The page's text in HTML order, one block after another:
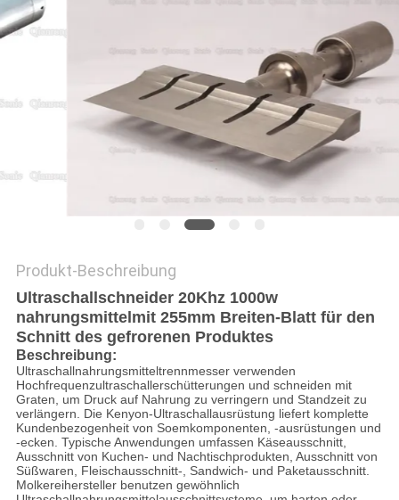
Produkt-Beschreibung
Ultraschallschneider 20Khz 1000w
nahrungsmittelmit 255mm Breiten-Blatt für den
Schnitt des gefrorenen Produktes
Beschreibung:
Ultraschallnahrungsmitteltrennmesser verwenden
Hochfrequenzultraschallerschütterungen und schneiden mit
Graten, um Druck auf Nahrung zu verringern und Standzeit zu
verlängern. Die Kenyon-Ultraschallausrüstung liefert komplette
Kundenbezogenheit von Soemkomponenten, -ausrüstungen und
-ecken. Typische Anwendungen umfassen Käseausschnitt,
Ausschnitt von Kuchen- und Nachtischprodukten, Ausschnitt von
Süßwaren, Fleischausschnitt-, Sandwich- und Paketausschnitt.
Molkereihersteller benutzen gewöhnlich